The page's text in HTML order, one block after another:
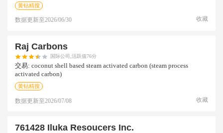
黄钻精搜
数据更新至2026/06/30 收藏
Raj Carbons
国际公司,活跃值76分
交易: coconut shell based steam activated carbon (steam process
activated carbon)
黄钻精搜
数据更新至2026/07/08 收藏
761428 Iluka Resoucers Inc.